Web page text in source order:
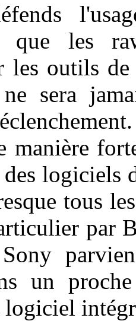
que les
les outils
sera
manière
logiciels
tous
par
un
logiciel